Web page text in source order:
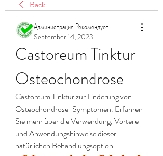
Back
Администрация Рекомендует
September 14, 2023
Castoreum Tinktur
Osteochondrose
Castoreum Tinktur zur Linderung von
Osteochondrose-Symptomen. Erfahren
Sie mehr über die Verwendung, Vorteile
und Anwendungshinweise dieser
natürlichen Behandlungsoption.